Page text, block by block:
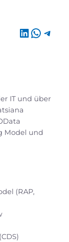
LinkedIn
IT und über
Model und
(RAP,